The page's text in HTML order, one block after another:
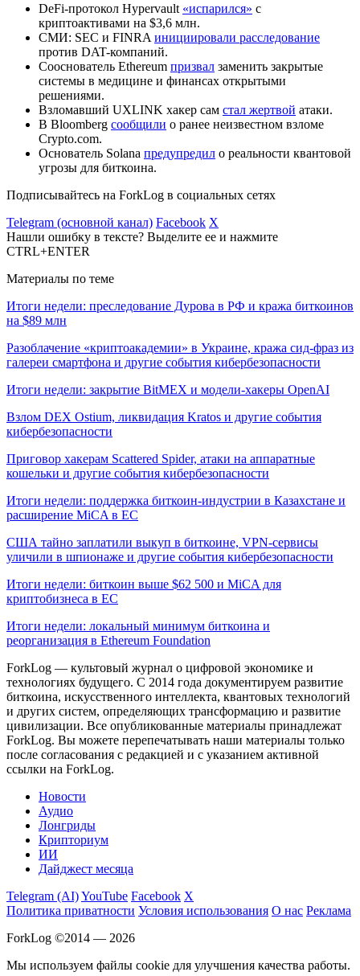
DeFi-протокол Hypervault «испарился» с
криптоактивами на $3,6 млн.
СМИ: SEC и FINRA инициировали расследование
против DAT-компаний.
Сооснователь Ethereum призвал заменить закрытые
системы в медицине и финансах открытыми
решениями.
Взломавший UXLINK хакер сам стал жертвой атаки.
В Bloomberg сообщили о ранее неизвестном взломе
Crypto.com.
Основатель Solana предупредил о реальности квантовой
угрозы для биткоина.
Подписывайтесь на ForkLog в социальных сетях
Telegram (основной канал) Facebook X
Нашли ошибку в тексте? Выделите ее и нажмите
CTRL+ENTER
Материалы по теме
Итоги недели: преследование Дурова в РФ и кража биткоинов
на $89 млн
Разоблачение «криптоакадемии» в Украине, кража сид-фраз из
галереи смартфона и другие события кибербезопасности
Итоги недели: закрытие BitMEX и модели-хакеры OpenAI
Взлом DEX Ostium, ликвидация Kratos и другие события
кибербезопасности
Приговор хакерам Scattered Spider, атаки на аппаратные
кошельки и другие события кибербезопасности
Итоги недели: поддержка биткоин-индустрии в Казахстане и
расширение MiCA в ЕС
США тайно заплатили выкуп в биткоине, VPN-сервисы
уличили в шпионаже и другие события кибербезопасности
Итоги недели: биткоин выше $62 500 и MiCA для
криптобизнеса в ЕС
Итоги недели: локальный минимум биткоина и
реорганизация в Ethereum Foundation
ForkLog — культовый журнал о цифровой экономике и
технологиях будущего. С 2014 года документируем развитие
биткоина, искусственного интеллекта, квантовых технологий
и других систем, определяющих трансформацию и развитие
цивилизации. Все опубликованные материалы принадлежат
ForkLog. Вы можете перепечатывать наши материалы только
после согласования с редакцией и с указанием активной
ссылки на ForkLog.
Новости
Аудио
Лонгриды
Крипториум
ИИ
Дайджест месяца
Telegram (AI)YouTube Facebook X
Политика приватности Условия использования О нас Реклама
ForkLog ©2014 — 2026
Мы используем файлы cookie для улучшения качества работы.